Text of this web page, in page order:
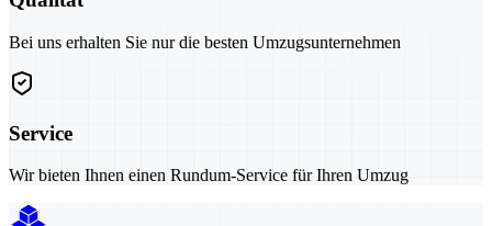
Bei uns erhalten Sie nur die besten Umzugsunternehmen
Service
Wir bieten Ihnen einen Rundum-Service für Ihren Umzug